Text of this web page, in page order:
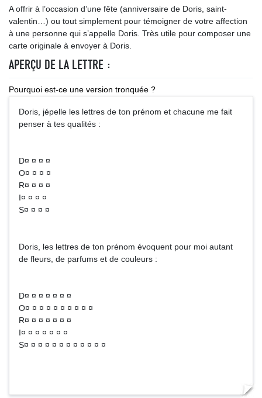
A offrir à l’occasion d’une fête (anniversaire de Doris, saint-
valentin…) ou tout simplement pour témoigner de votre affection
à une personne qui s’appelle Doris. Très utile pour composer une
carte originale à envoyer à Doris.
APERÇU DE LA LETTRE :
Pourquoi est-ce une version tronquée ?
Doris, jépelle les lettres de ton prénom et chacune me fait
penser à tes qualités :
D¤ ¤ ¤ ¤
O¤ ¤ ¤ ¤
R¤ ¤ ¤ ¤
I¤ ¤ ¤ ¤
S¤ ¤ ¤ ¤
Doris, les lettres de ton prénom évoquent pour moi autant
de fleurs, de parfums et de couleurs :
D¤ ¤ ¤ ¤ ¤ ¤ ¤
O¤ ¤ ¤ ¤ ¤ ¤ ¤ ¤ ¤ ¤
R¤ ¤ ¤ ¤ ¤ ¤ ¤
I¤ ¤ ¤ ¤ ¤ ¤ ¤
S¤ ¤ ¤ ¤ ¤ ¤ ¤ ¤ ¤ ¤ ¤ ¤